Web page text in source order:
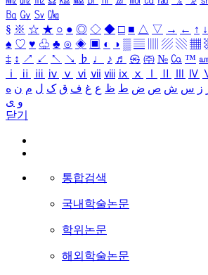
㏃ ㏉ ㏜ ㏆
§ ※ ☆ ★ ○ ● ◎ ◇ ◆ □ ■ △ ▽ → ← ↑ ↓
♠ ♡ ♥ ♧ ♣ ⊙ ◈ ▣ ◐ ◑ ▒ ▤ ▨ ▧ ▦
‡ ↕ ↗ ↙ ↖ ↘ ♭ ♩ ♪ ♬ ㉿ ㈜ № ㏇ ™
ⅰ
ⅱ ⅲ ⅳ ⅴ ⅵ ⅶ ⅷ ⅸ ⅹ Ⅳ
ز س ش ص ض ط ظ ع غ ف ق ک ل م ن ه
و ی
닫기
통합검색
국내학술논문
학위논문
해외학술논문